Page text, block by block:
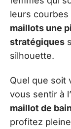
leurs courbes
maillots une
stratégiques
silhouette.
Quel que soit
vous sentir à
maillot de bain
profitez